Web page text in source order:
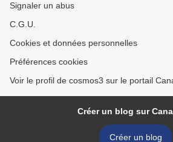
Signaler un abus
C.G.U.
Cookies et données personnelles
Préférences cookies
Voir le profil de cosmos3 sur le portail
Créer un blog sur
Créer un blog